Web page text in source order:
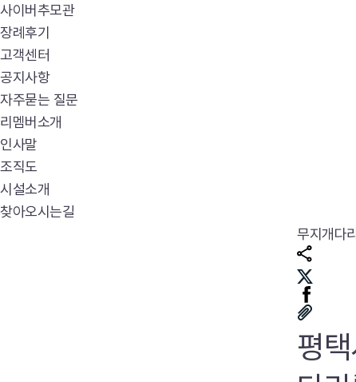
사이버추모관
장례후기
고객센터
공지사항
자주묻는 질문
리멤버소개
인사말
조직도
시설소개
찾아오시는길
무지개다
평